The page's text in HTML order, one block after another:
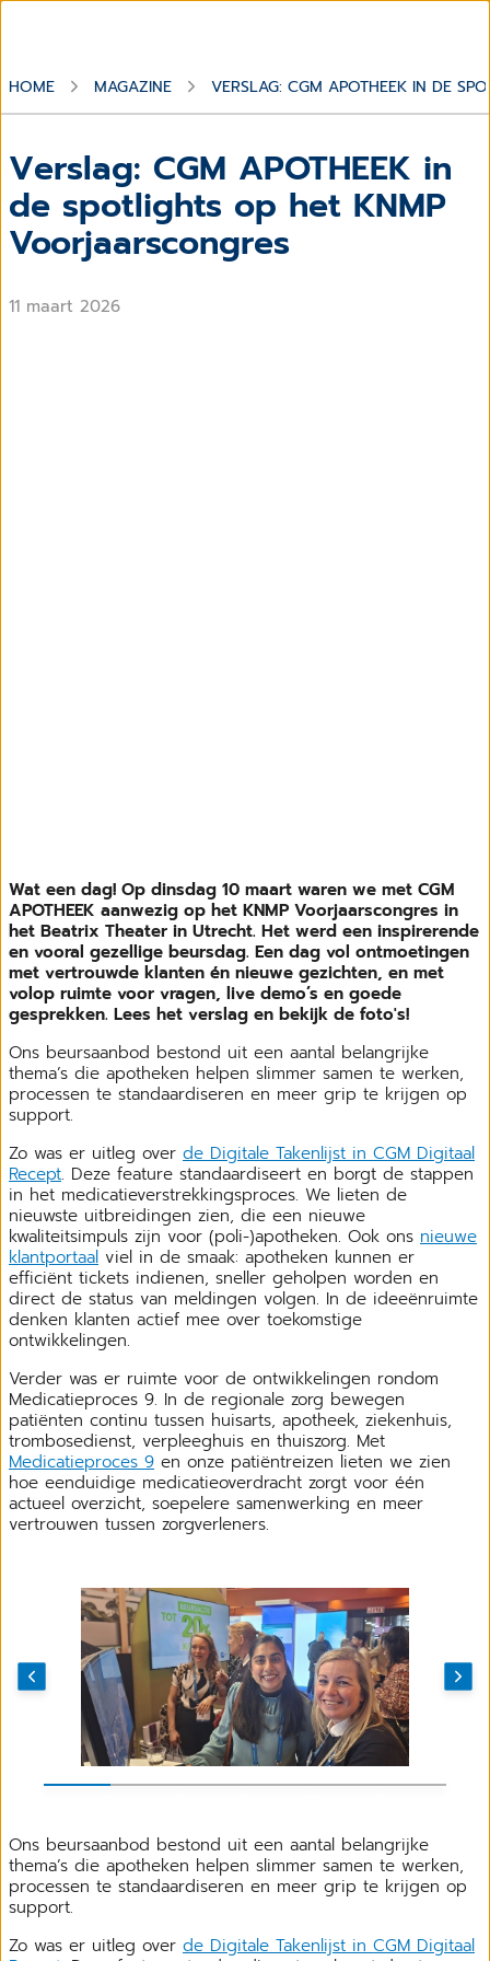
HOME MAGAZINE VERSLAG: CGM APOTHEEK IN DE
Verslag: CGM APOTHEEK in
de spotlights op het KNMP
Voorjaarscongres
11 maart 2026
Wat een dag! Op dinsdag 10 maart waren we met CGM
APOTHEEK aanwezig op het KNMP Voorjaarscongres in
het Beatrix Theater in Utrecht. Het werd een inspirerende
en vooral gezellige beursdag. Een dag vol ontmoetingen
met vertrouwde klanten én nieuwe gezichten, en met
volop ruimte voor vragen, live demo’s en goede
gesprekken. Lees het verslag en bekijk de foto's!
Ons beursaanbod bestond uit een aantal belangrijke
thema’s die apotheken helpen slimmer samen te werken,
processen te standaardiseren en meer grip te krijgen op
support.
Zo was er uitleg over de Digitale Takenlijst in CGM Digitaal
Recept. Deze feature standaardiseert en borgt de stappen
in het medicatieverstrekkingsproces. We lieten de
nieuwste uitbreidingen zien, die een nieuwe
kwaliteitsimpuls zijn voor (poli-)apotheken. Ook ons nieuwe
klantportaal viel in de smaak: apotheken kunnen er
efficiënt tickets indienen, sneller geholpen worden en
direct de status van meldingen volgen. In de ideeënruimte
denken klanten actief mee over toekomstige
ontwikkelingen.
Verder was er ruimte voor de ontwikkelingen rondom
Medicatieproces 9. In de regionale zorg bewegen
patiënten continu tussen huisarts, apotheek, ziekenhuis,
trombosedienst, verpleeghuis en thuiszorg. Met
Medicatieproces 9 en onze patiëntreizen lieten we zien
hoe eenduidige medicatieoverdracht zorgt voor één
actueel overzicht, soepelere samenwerking en meer
vertrouwen tussen zorgverleners.
Ons beursaanbod bestond uit een aantal belangrijke
thema’s die apotheken helpen slimmer samen te werken,
processen te standaardiseren en meer grip te krijgen op
support.
Zo was er uitleg over de Digitale Takenlijst in CGM Digitaal